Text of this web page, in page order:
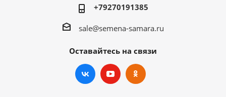
+79270191385
sale@semena-samara.ru
Оставайтесь на связи